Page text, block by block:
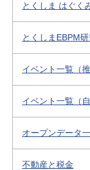
とくしま はぐく
とくしまEBPM
イベント一覧（
イベント一覧（
オープンデータ
不動産と税金